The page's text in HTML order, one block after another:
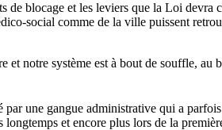
de blocage et les leviers que la Loi
social comme de la ville puissent
notre système est à bout de souffle,
une gangue administrative qui a
et encore plus lors de la